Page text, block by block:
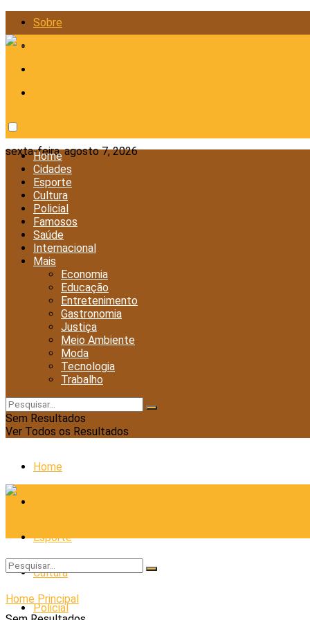
Sobre
sexta-feira, agosto 7, 2026
Home
Cidades
Esporte
Cultura
Policial
Famosos
Saúde
Internacional
Mais
Economia
Educação
Entretenimento
Gastronomia
Justiça
Meio Ambiente
Moda
Tecnologia
Trabalho
Sem Resultados
Ver Todos os Resultados
Home
Esporte
Cultura
Policial
Home Principal